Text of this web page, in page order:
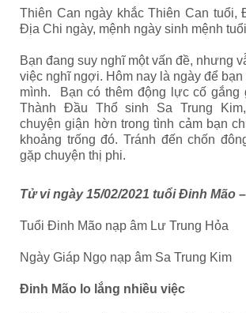
Thiên Can ngày khắc Thiên Can tuổi,
Địa Chi ngày, mệnh ngày sinh mệnh tuổi
Bạn đang suy nghĩ một vấn đề, nhưng
việc nghĩ ngợi. Hôm nay là ngày để bạn
mình. Bạn có thêm động lực cố gắng
Thành Đầu Thổ sinh Sa Trung
chuyện giận hờn trong tình cảm bạn
khoảng trống đó. Tránh đến chốn
gặp chuyện thị phi.
Tử vi ngày15/02/2021 tuổi Đinh Mão
Tuổi Đinh Mão nạp âm Lư Trung Hỏa
Ngày Giáp Ngọ nạp âm Sa Trung Kim
Đinh Mão lo lắng nhiều việc